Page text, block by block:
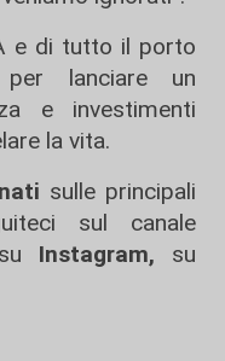
e di tutto il porto
lanciare un
e investimenti
la vita.
sulle principali
sul canale
Instagram, su